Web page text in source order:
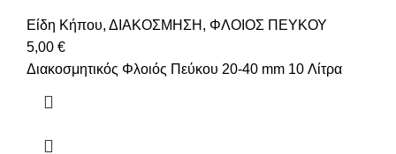
Είδη Κήπου, ΔΙΑΚΟΣΜΗΣΗ , ΦΛΟΙΟΣ ΠΕΥΚΟΥ
5,00 €
Διακοσμητικός Φλοιός Πεύκου 20-40 mm 10 Λίτρα